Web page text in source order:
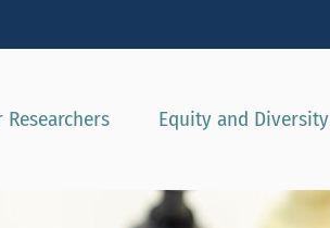
Researchers Equity and Diversity